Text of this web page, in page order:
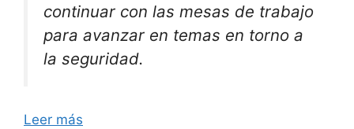
continuar con las mesas de trabajo
para avanzar en temas en torno a
la seguridad.
Leer más